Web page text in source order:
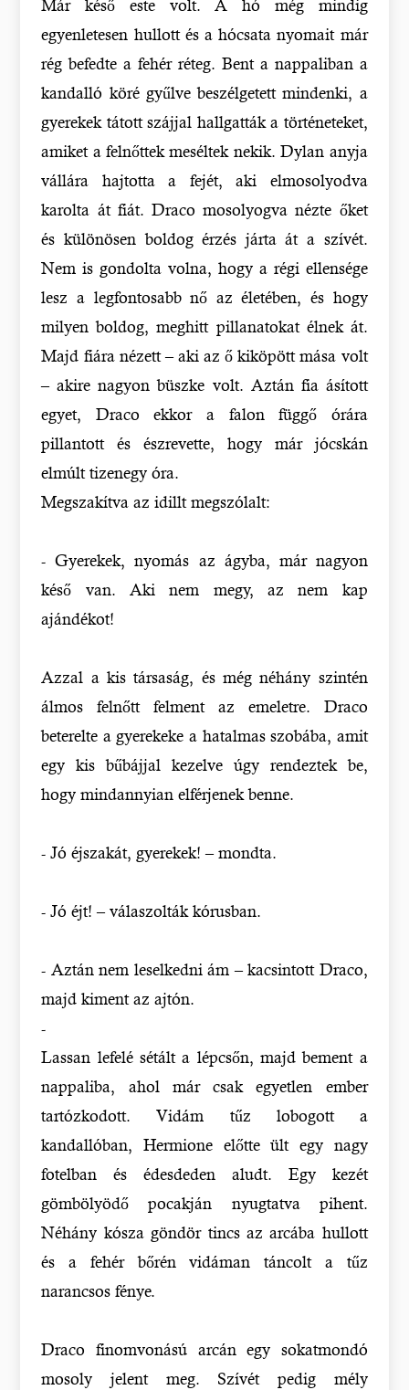
Már késő este volt. A hó még mindig
egyenletesen hullott és a hócsata nyomait már
rég befedte a fehér réteg. Bent a nappaliban a
kandalló köré gyűlve beszélgetett mindenki, a
gyerekek tátott szájjal hallgatták a történeteket,
amiket a felnőttek meséltek nekik. Dylan anyja
vállára hajtotta a fejét, aki elmosolyodva
karolta át fiát. Draco mosolyogva nézte őket
és különösen boldog érzés járta át a szívét.
Nem is gondolta volna, hogy a régi ellensége
lesz a legfontosabb nő az életében, és hogy
milyen boldog, meghitt pillanatokat élnek át.
Majd fiára nézett – aki az ő kiköpött mása volt
– akire nagyon büszke volt. Aztán fia ásított
egyet, Draco ekkor a falon függő órára
pillantott és észrevette, hogy már jócskán
elmúlt tizenegy óra.
Megszakítva az idillt megszólalt:
- Gyerekek, nyomás az ágyba, már nagyon
késő van. Aki nem megy, az nem kap
ajándékot!
Azzal a kis társaság, és még néhány szintén
álmos felnőtt felment az emeletre. Draco
beterelte a gyerekeke a hatalmas szobába, amit
egy kis bűbájjal kezelve úgy rendeztek be,
hogy mindannyian elférjenek benne.
- Jó éjszakát, gyerekek! – mondta.
- Jó éjt! – válaszolták kórusban.
- Aztán nem leselkedni ám – kacsintott Draco,
majd kiment az ajtón.
-
Lassan lefelé sétált a lépcsőn, majd bement a
nappaliba, ahol már csak egyetlen ember
tartózkodott. Vidám tűz lobogott a
kandallóban, Hermione előtte ült egy nagy
fotelban és édesdeden aludt. Egy kezét
gömbölyödő pocakján nyugtatva pihent.
Néhány kósza göndör tincs az arcába hullott
és a fehér bőrén vidáman táncolt a tűz
narancsos fénye.
Draco finomvonású arcán egy sokatmondó
mosoly jelent meg. Szívét pedig mély